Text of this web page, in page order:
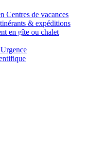
Centres de vacances
& expéditions
en gîte ou chalet